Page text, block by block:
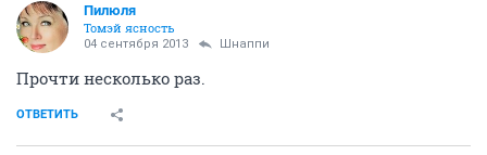
Пилюля
Томэй ясность
04 сентября 2013 Шнаппи
Прочти несколько раз.
ОТВЕТИТЬ